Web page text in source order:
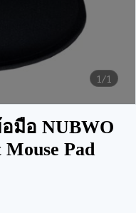
1/1
มือ NUBWO
Pad